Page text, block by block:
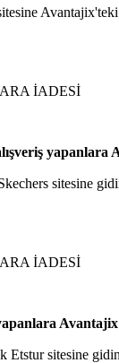
İADESİ
sitesine
İADESİ
Etstur sitesine